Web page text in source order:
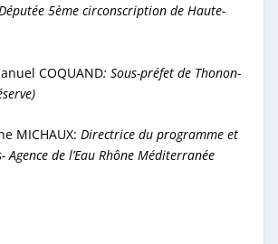
5ème circonscription de Haute-
COQUAND: Sous-préfet de Thonon-
Directrice du programme et
Agence de l’Eau Rhône Méditerranée